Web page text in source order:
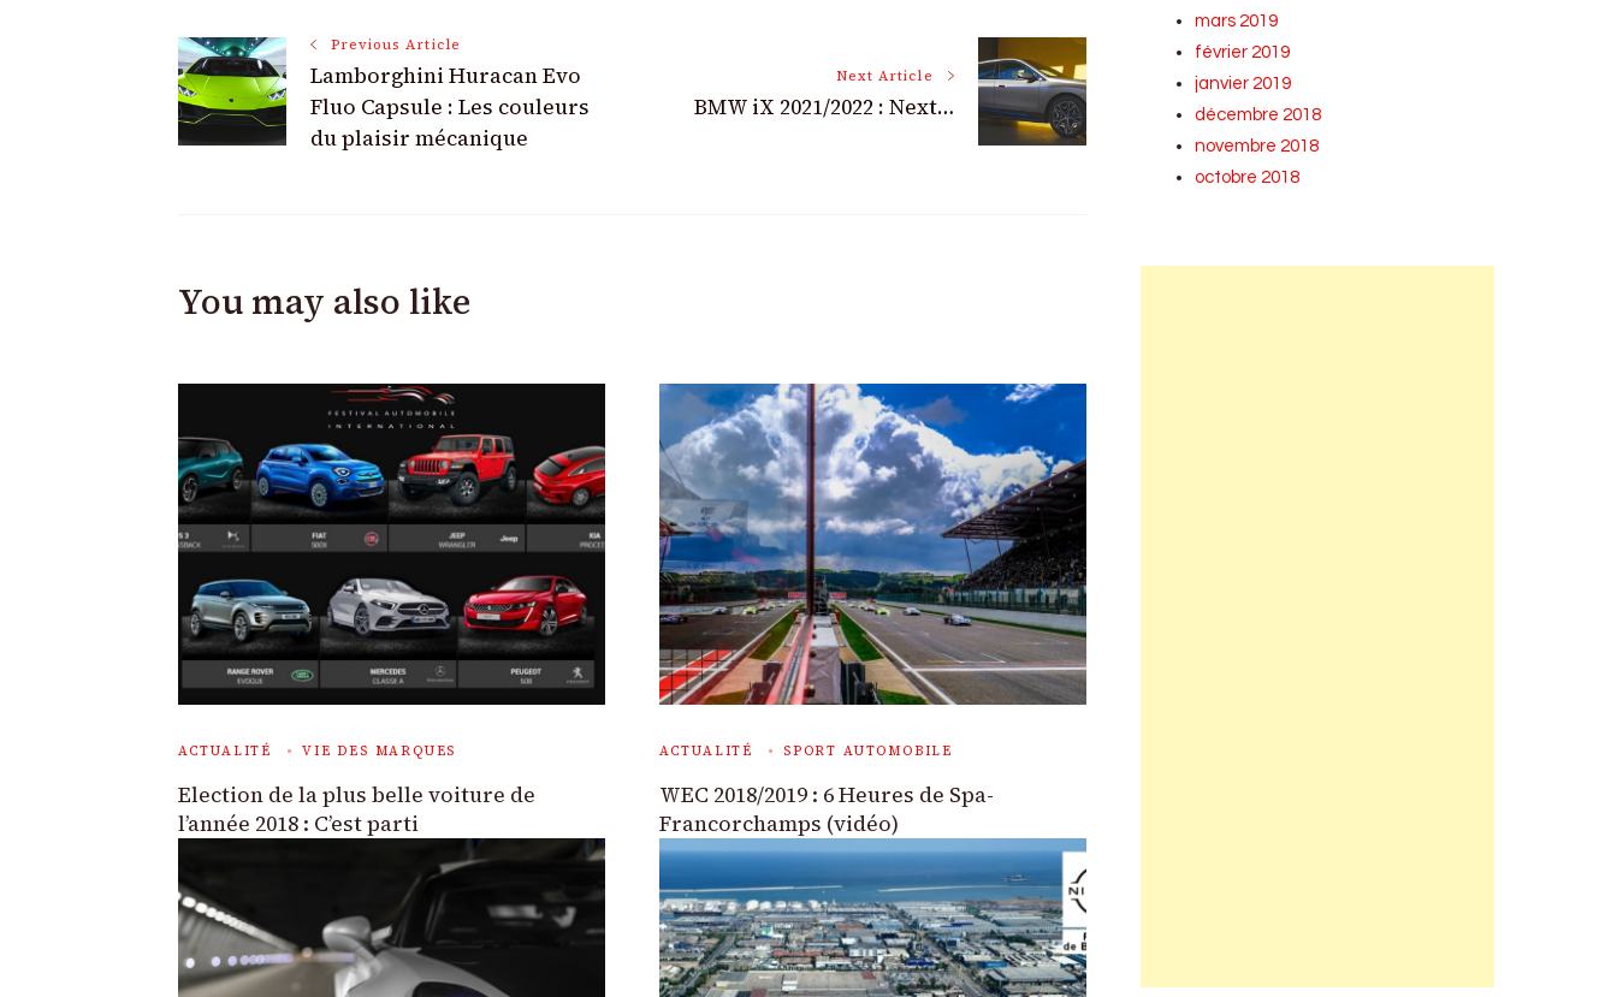
Post
Navigation
Previous Article
Lamborghini Huracan Evo
Fluo Capsule : Les couleurs
du plaisir mécanique
Next Article
BMW iX 2021/2022 : Next…
You may also like
ACTUALITÉ VIE DES MARQUES
Election de la plus belle voiture de
l’année 2018 : C’est parti
ACTUALITÉ SPORT AUTOMOBILE
WEC 2018/2019 : 6 Heures de Spa-
Francorchamps (vidéo)
mars 2019
février 2019
janvier 2019
décembre 2018
novembre 2018
octobre 2018